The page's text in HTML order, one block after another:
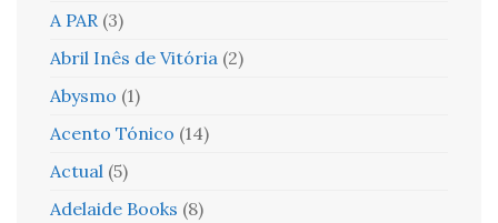
A PAR (3)
Abril Inês de Vitória (2)
Abysmo (1)
Acento Tónico (14)
Actual (5)
Adelaide Books (8)